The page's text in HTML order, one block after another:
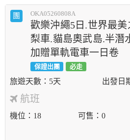
團 OKA05260808A
歡樂沖繩5日.世界最
梨車.貓島奧武島.半潛
加贈單軌電車一日卷
保證出團 必走
5天
航班
機位 18 可售 0